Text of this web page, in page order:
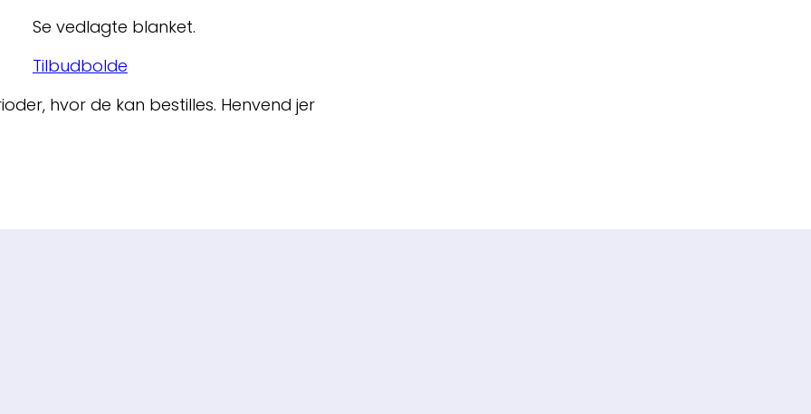
Se vedlagte blanket.
Tilbudbolde
hvor de kan bestilles. Henvend jer